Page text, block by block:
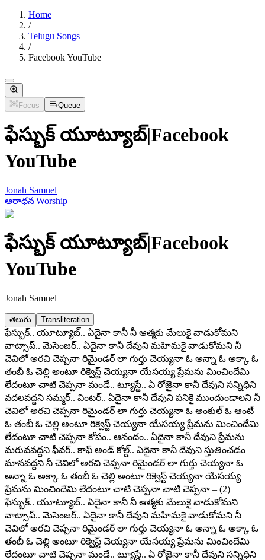
Home
/
Telugu Songs
/
Facebook YouTube
Focus Queue
ఫేస్బుక్ యూట్యూబ్|Facebook
YouTube
Jonah Samuel
ఆరాధన|Worship
ఫేస్బుక్ యూట్యూబ్|Facebook
YouTube
Jonah Samuel
తెలుగు Transliteration
ఫేస్బుక్.. యూట్యూబ్.. ఏదైనా కానీ నీ ఆత్మకు మేలుకై వాడుకోమని
వాట్సాప్.. మెసెంజర్.. ఏదైనా కానీ దేవుని మహిమకై వాడుకోమని నీ
చెవిలో అరచి చెప్పనా రిమైండర్ లా గుర్తు చెయ్యనా ఓ అన్నా ఓ అక్కా ఓ
తంబీ ఓ చెల్లి అంటూ రిక్వెస్ట్ చెయ్యనా యేసయ్య ప్రేమను మించిందేమి
లేదంటూ చాటి చెప్పనా మండే.. ట్యూస్డే.. ఏ రోజైనా కానీ దేవుని సన్నిధిని
వదలవద్దని సమ్మర్.. వింటర్.. ఏదైనా కానీ దేవుని పనికై ముందుండాలని నీ
చెవిలో అరచి చెప్పనా రిమైండర్ లా గుర్తు చెయ్యనా ఓ అంకుల్ ఓ ఆంటీ
ఓ తంబీ ఓ చెల్లి అంటూ రిక్వెస్ట్ చెయ్యనా యేసయ్య ప్రేమను మించిందేమి
లేదంటూ చాటి చెప్పనా కోపం.. ఆనందం.. ఏదైనా కానీ దేవుని ప్రేమను
మరువవద్దని ఫీవర్.. కాఫ్ అండ్ కోల్డ్.. ఏదైనా కానీ దేవుని స్తుతించడం
మానవద్దని నీ చెవిలో అరచి చెప్పనా రిమైండర్ లా గుర్తు చెయ్యనా ఓ
అన్నా ఓ అక్కా ఓ తంబీ ఓ చెల్లి అంటూ రిక్వెస్ట్ చెయ్యనా యేసయ్య
ప్రేమను మించిందేమి లేదంటూ చాటి చెప్పనా చాటి చెప్పనా – (2)
ఫేస్బుక్.. యూట్యూబ్.. ఏదైనా కానీ నీ ఆత్మకు మేలుకై వాడుకోమని
వాట్సాప్.. మెసెంజర్.. ఏదైనా కానీ దేవుని మహిమకై వాడుకోమని నీ
చెవిలో అరచి చెప్పనా రిమైండర్ లా గుర్తు చెయ్యనా ఓ అన్నా ఓ అక్కా ఓ
తంబీ ఓ చెల్లి అంటూ రిక్వెస్ట్ చెయ్యనా యేసయ్య ప్రేమను మించిందేమి
లేదంటూ చాటి చెప్పనా మండే.. ట్యూస్డే.. ఏ రోజైనా కానీ దేవుని సన్నిధిని